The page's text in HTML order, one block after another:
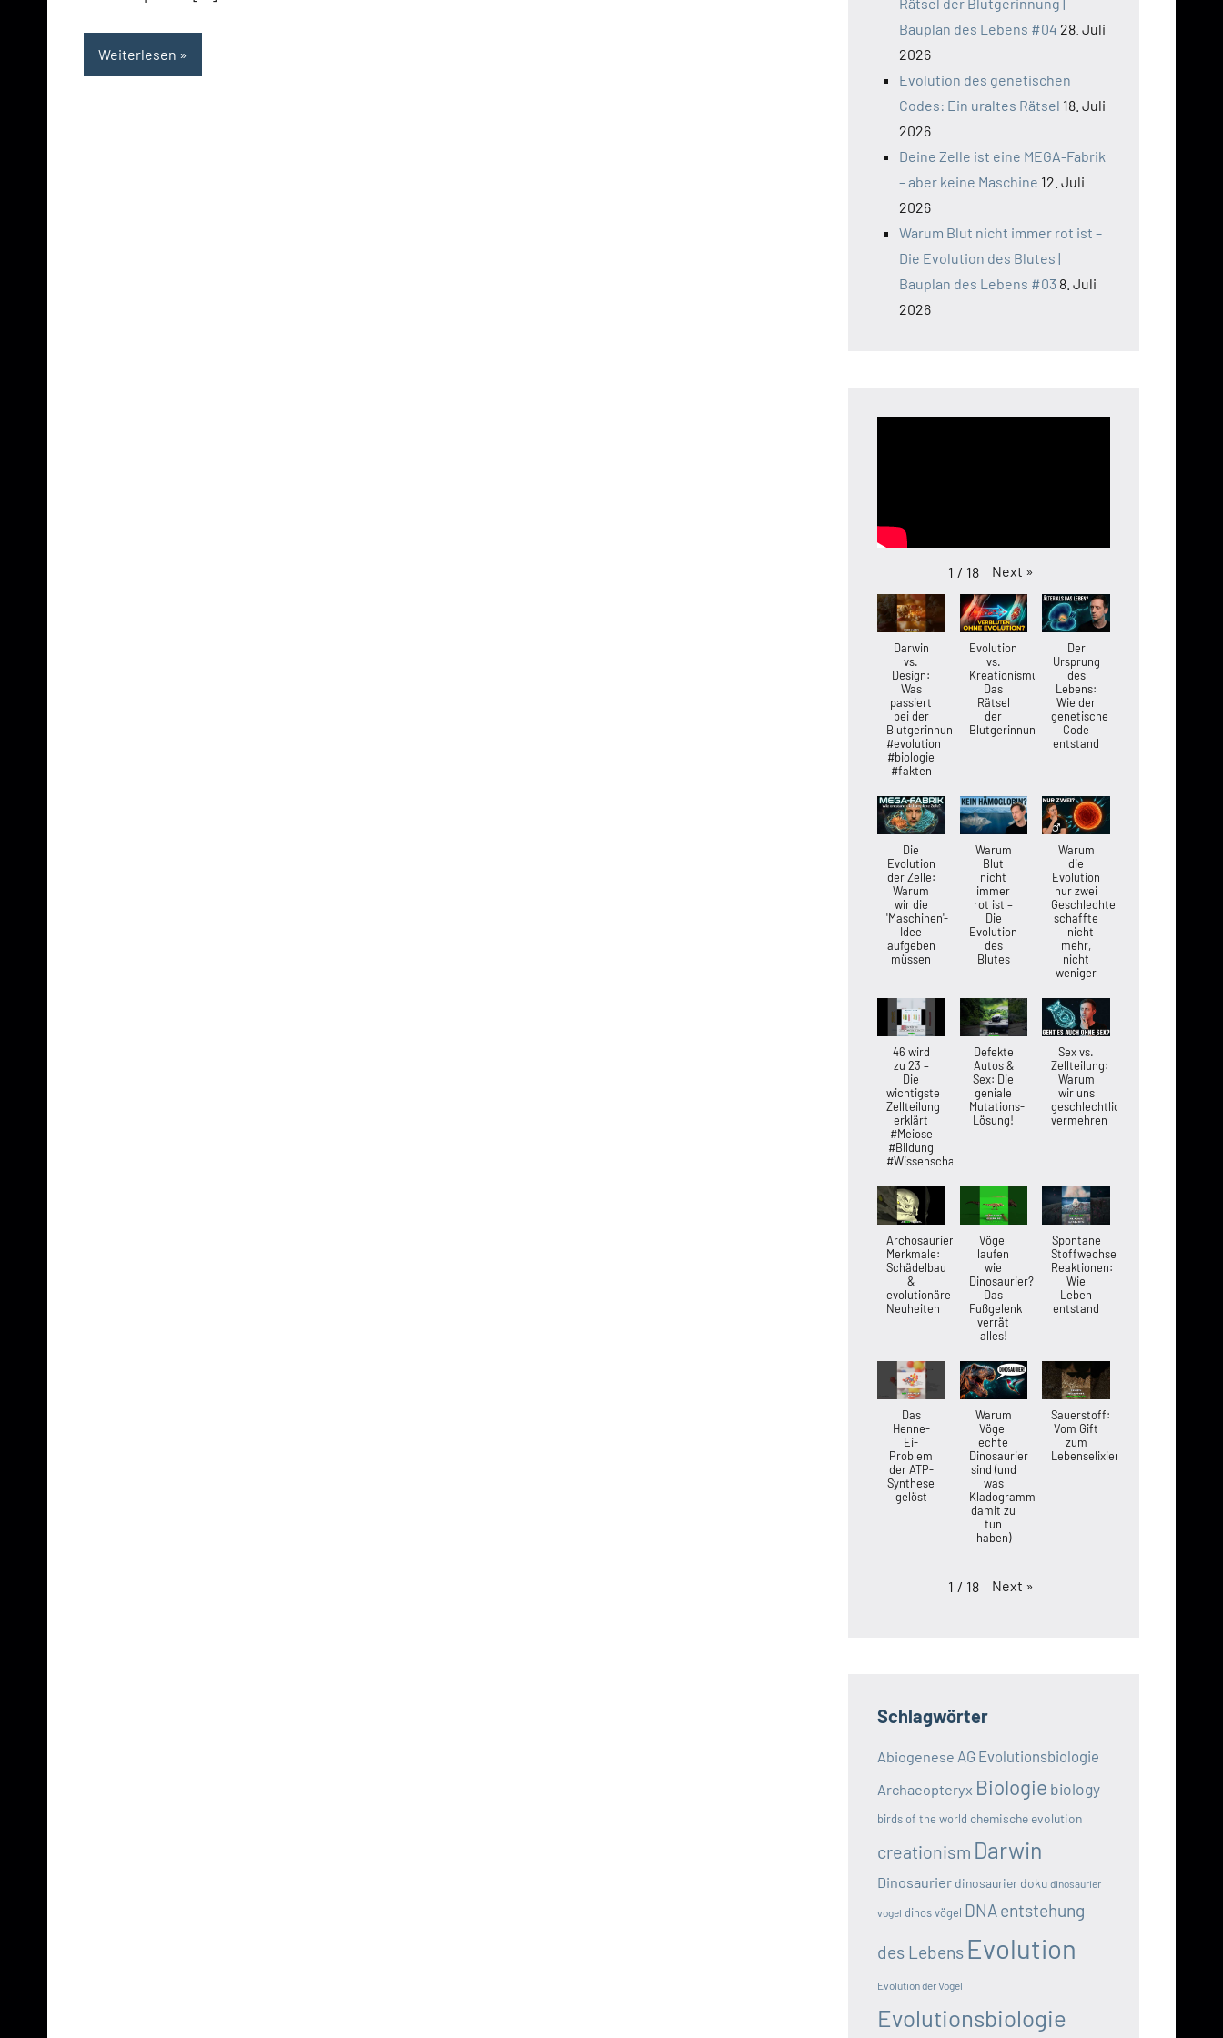
Weiterlesen
Bauplan des Lebens #04 28. Juli
2026
Evolution des genetischen
Codes: Ein uraltes Rätsel 18. Juli
2026
Deine Zelle ist eine MEGA-Fabrik
– aber keine Maschine 12. Juli
2026
Warum Blut nicht immer rot ist –
Die Evolution des Blutes |
Bauplan des Lebens #03 8. Juli
2026
1 / 18 Next »
Darwin
vs.
Design:
Was
passiert
bei der
Blutgerinnung?
#evolution
#biologie
#fakten
Evolution
vs.
Kreationismus:
Das
Rätsel
der
Blutgerinnung
Der
Ursprung
des
Lebens:
Wie der
genetische
Code
entstand
Die
Evolution
der Zelle:
Warum
wir die
'Maschinen'-
Idee
aufgeben
müssen
Warum
Blut
nicht
immer
rot ist –
Die
Evolution
des
Blutes
Warum
die
Evolution
nur zwei
Geschlechter
schaffte
– nicht
mehr,
nicht
weniger
46 wird
zu 23 –
Die
wichtigste
Zellteilung
erklärt
#Meiose
#Bildung
#Wissenschaft
Defekte
Autos &
Sex: Die
geniale
Mutations-
Lösung!
Sex vs.
Zellteilung:
Warum
wir uns
geschlechtlich
vermehren
Archosaurier-
Merkmale:
Schädelbau
&
evolutionäre
Neuheiten
Vögel
laufen
wie
Dinosaurier?
Das
Fußgelenk
verrät
alles!
Spontane
Stoffwechsel-
Reaktionen:
Wie
Leben
entstand
Das
Henne-
Ei-
Problem
der ATP-
Synthese
gelöst
Warum
Vögel
echte
Dinosaurier
sind (und
was
Kladogramme
damit zu
tun
haben)
Sauerstoff:
Vom Gift
zum
Lebenselixier
1 / 18 Next »
Schlagwörter
Abiogenese AG Evolutionsbiologie
Archaeopteryx Biologie biology
birds of the world chemische evolution
creationism Darwin
Dinosaurier dinosaurier doku dinosaurier
vogel dinos vögel DNAentstehung
des Lebens Evolution
Evolution der Vögel
Evolutionsbiologie